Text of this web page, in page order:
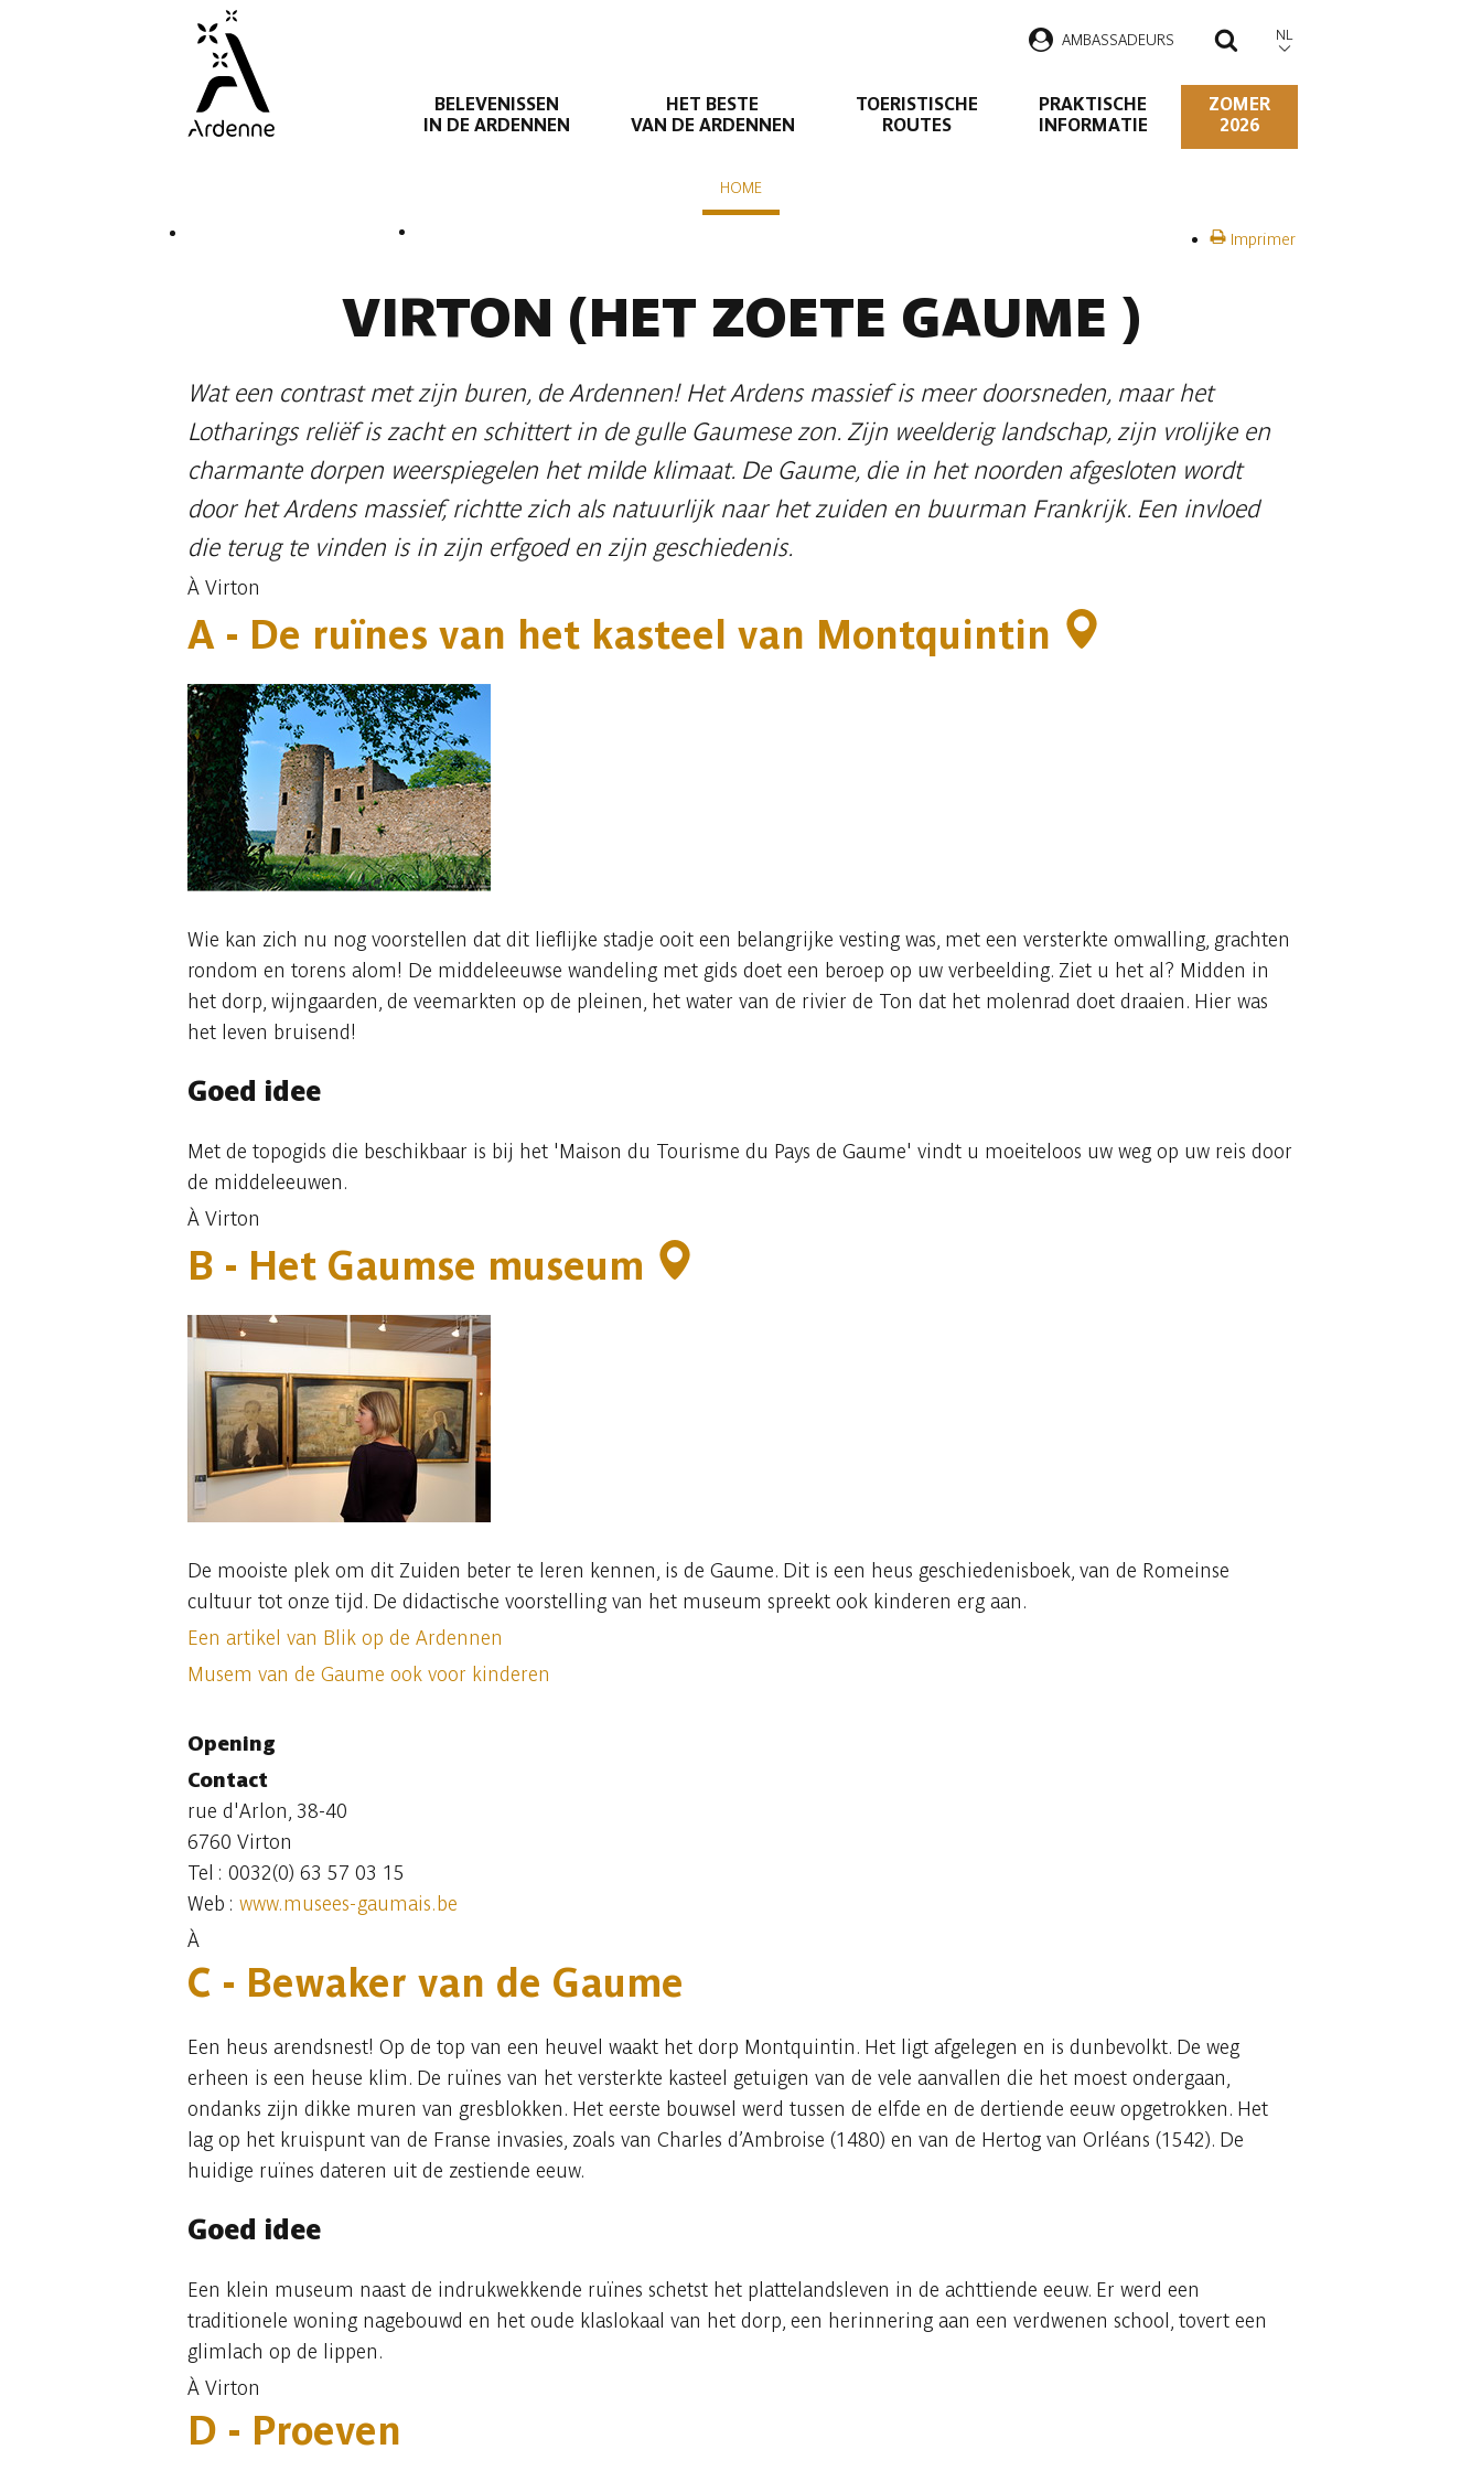
AMBASSADEURS ZOEKEN
NL
BELEVENISSEN
IN DE ARDENNEN
HET BESTE
VAN DE ARDENNEN
TOERISTISCHE
ROUTES
PRAKTISCHE
INFORMATIE
ZOMER
2026
HOME
Imprimer
VIRTON (HET ZOETE GAUME )
Wat een contrast met zijn buren, de Ardennen! Het Ardens massief is meer doorsneden, maar het
Lotharings reliëf is zacht en schittert in de gulle Gaumese zon. Zijn weelderig landschap, zijn vrolijke en
charmante dorpen weerspiegelen het milde klimaat. De Gaume, die in het noorden afgesloten wordt
door het Ardens massief, richtte zich als natuurlijk naar het zuiden en buurman Frankrijk. Een invloed
die terug te vinden is in zijn erfgoed en zijn geschiedenis.
À Virton
A - De ruïnes van het kasteel van Montquintin
Wie kan zich nu nog voorstellen dat dit lieflijke stadje ooit een belangrijke vesting was, met een versterkte omwalling, grachten
rondom en torens alom! De middeleeuwse wandeling met gids doet een beroep op uw verbeelding. Ziet u het al? Midden in
het dorp, wijngaarden, de veemarkten op de pleinen, het water van de rivier de Ton dat het molenrad doet draaien. Hier was
het leven bruisend!
Goed idee
Met de topogids die beschikbaar is bij het 'Maison du Tourisme du Pays de Gaume' vindt u moeiteloos uw weg op uw reis door
de middeleeuwen.
À Virton
B - Het Gaumse museum
De mooiste plek om dit Zuiden beter te leren kennen, is de Gaume. Dit is een heus geschiedenisboek, van de Romeinse
cultuur tot onze tijd. De didactische voorstelling van het museum spreekt ook kinderen erg aan.
Een artikel van Blik op de Ardennen
Musem van de Gaume ook voor kinderen
Opening
Contact
rue d'Arlon, 38-40
6760 Virton
Tel : 0032(0) 63 57 03 15
Web : www.musees-gaumais.be
À
C - Bewaker van de Gaume
Een heus arendsnest! Op de top van een heuvel waakt het dorp Montquintin. Het ligt afgelegen en is dunbevolkt. De weg
erheen is een heuse klim. De ruïnes van het versterkte kasteel getuigen van de vele aanvallen die het moest ondergaan,
ondanks zijn dikke muren van gresblokken. Het eerste bouwsel werd tussen de elfde en de dertiende eeuw opgetrokken. Het
lag op het kruispunt van de Franse invasies, zoals van Charles d’Ambroise (1480) en van de Hertog van Orléans (1542). De
huidige ruïnes dateren uit de zestiende eeuw.
Goed idee
Een klein museum naast de indrukwekkende ruïnes schetst het plattelandsleven in de achttiende eeuw. Er werd een
traditionele woning nagebouwd en het oude klaslokaal van het dorp, een herinnering aan een verdwenen school, tovert een
glimlach op de lippen.
À Virton
D - Proeven